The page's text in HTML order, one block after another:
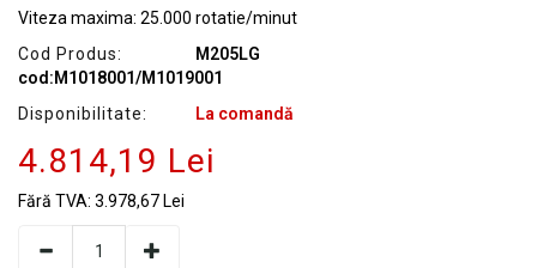
Viteza maxima: 25.000 rotatie/minut
Cod Produs:
M205LG
cod:M1018001/M1019001
Disponibilitate:
La comandă
4.814,19 Lei
Fără TVA: 3.978,67 Lei